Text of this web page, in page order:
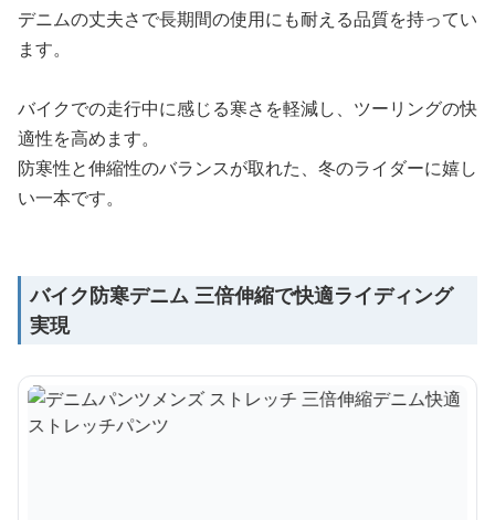
デニムの丈夫さで長期間の使用にも耐える品質を持ってい
ます。
バイクでの走行中に感じる寒さを軽減し、ツーリングの快
適性を高めます。
防寒性と伸縮性のバランスが取れた、冬のライダーに嬉し
い一本です。
バイク防寒デニム 三倍伸縮で快適ライディング
実現